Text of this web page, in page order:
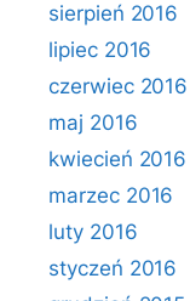
sierpień 2016
lipiec 2016
czerwiec 2016
maj 2016
kwiecień 2016
marzec 2016
luty 2016
styczeń 2016